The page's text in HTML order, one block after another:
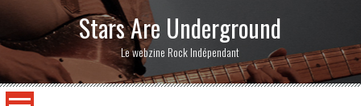
Stars Are Underground
Le webzine Rock Indépendant